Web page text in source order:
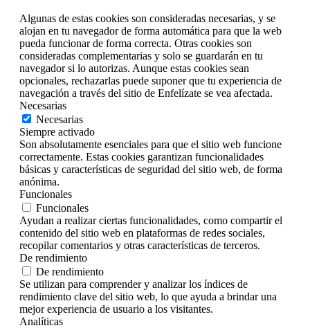
Algunas de estas cookies son consideradas necesarias, y se
alojan en tu navegador de forma automática para que la web
pueda funcionar de forma correcta. Otras cookies son
consideradas complementarias y solo se guardarán en tu
navegador si lo autorizas. Aunque estas cookies sean
opcionales, rechazarlas puede suponer que tu experiencia de
navegación a través del sitio de Enfelízate se vea afectada.
Necesarias
Necesarias
Siempre activado
Son absolutamente esenciales para que el sitio web funcione
correctamente. Estas cookies garantizan funcionalidades
básicas y características de seguridad del sitio web, de forma
anónima.
Funcionales
Funcionales
Ayudan a realizar ciertas funcionalidades, como compartir el
contenido del sitio web en plataformas de redes sociales,
recopilar comentarios y otras características de terceros.
De rendimiento
De rendimiento
Se utilizan para comprender y analizar los índices de
rendimiento clave del sitio web, lo que ayuda a brindar una
mejor experiencia de usuario a los visitantes.
Analíticas